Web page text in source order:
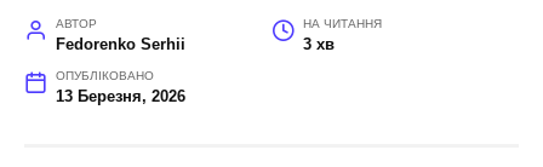
АВТОР
Fedorenko Serhii
НА ЧИТАННЯ
3 хв
ОПУБЛІКОВАНО
13 Березня, 2026